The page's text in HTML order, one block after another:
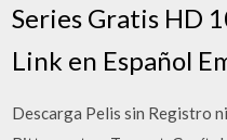
Series Gratis HD
Link en Español
Descarga Pelis sin Registro